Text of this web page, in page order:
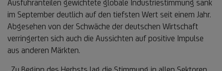
Ausfuhranteilen gewichtete globale Industriestimmung sank
im September deutlich auf den tiefsten Wert seit einem Jahr.
Abgesehen von der Schwäche der deutschen Wirtschaft
verringerten sich auch die Aussichten auf positive Impulse
aus anderen Märkten.